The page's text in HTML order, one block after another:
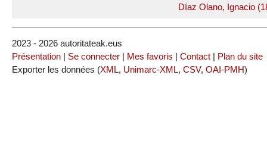
Díaz Olano, Ignacio
2023 - 2026 autoritateak.eus
Présentation | Se connecter | Mes favoris | Contact | Plan du site
Exporter les données (XML, Unimarc-XML, CSV, OAI-PMH)